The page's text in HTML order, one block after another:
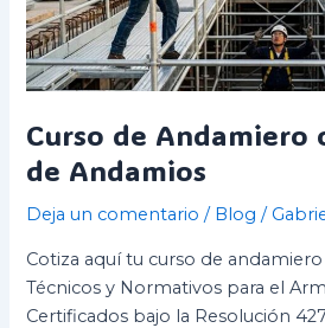
Curso de Andamiero
de Andamios
Deja un comentario / Blog /
Cotiza aquí tu curso de
Técnicos y Normativos para el
Certificados bajo la Resolución
de
Andamios